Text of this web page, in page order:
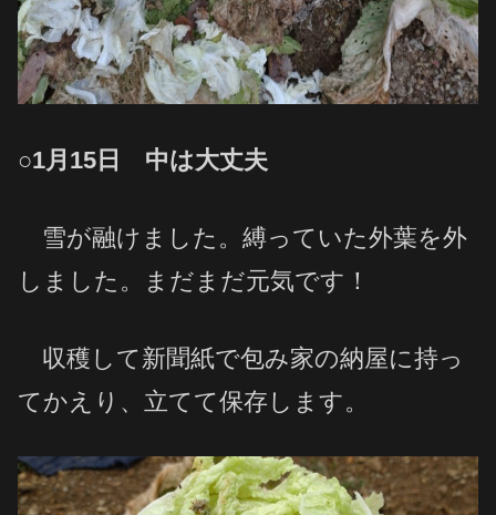
○1月15日 中は大丈夫
雪が融けました。縛っていた外葉を外
しました。まだまだ元気です！
収穫して新聞紙で包み家の納屋に持っ
てかえり、立てて保存します。